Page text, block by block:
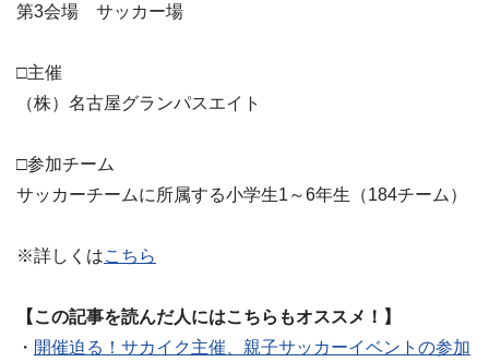
第3会場 サッカー場
□主催
（株）名古屋グランパスエイト
□参加チーム
サッカーチームに所属する小学生1～6年生（184チーム）
※詳しくはこちら
【この記事を読んだ人にはこちらもオススメ！】
・ 開催迫る！サカイク主催、親子サッカーイベントの参加